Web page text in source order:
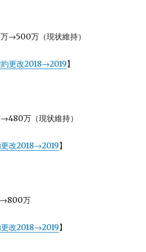
→500万（現状維持）
更改2018→2019】
万（現状維持）
更改2018→2019】
→800万
改2018→2019】